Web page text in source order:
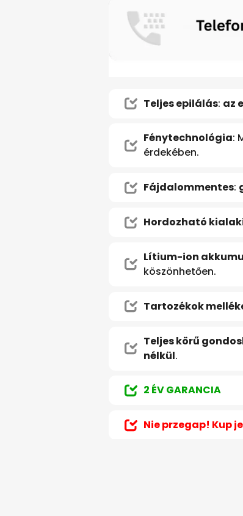
Teljes epilálás: az
Fénytechnológia:
érdekében.
Fájdalommentes:
Hordozható
Lítium-ion
köszönhetően.
Tartozékok
Teljes körű
nélkül.
2 ÉV GARANCIA
Nie przegap! Kup